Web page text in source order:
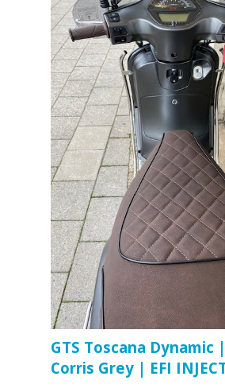
GTS Toscana Dynamic
Corris Grey | EFI